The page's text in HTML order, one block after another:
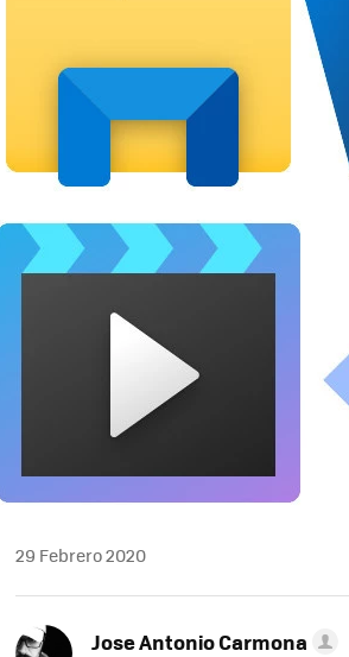
29 Febrero 2020
Jose Antonio Carmona